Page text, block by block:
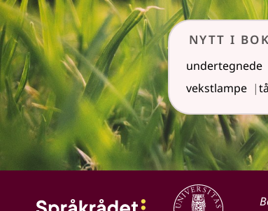
Nytt i
undertegnede
vekstlampe